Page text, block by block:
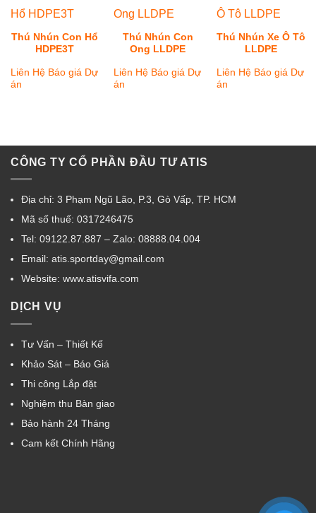
Thú Nhún Con Hổ
HDPE3T
Liên Hệ Báo giá Dự
án
Thú Nhún Con
Ong LLDPE
Liên Hệ Báo giá Dự
án
Thú Nhún Xe Ô Tô
LLDPE
Liên Hệ Báo giá Dự
án
CÔNG TY CỔ PHẦN ĐẦU TƯ ATIS
Địa chỉ: 3 Phạm Ngũ Lão, P.3, Gò Vấp, TP. HCM
Mã số thuế: 0317246475
Tel: 09122.87.887 – Zalo: 08888.04.004
Email: atis.sportday@gmail.com
Website: www.atisvifa.com
DỊCH VỤ
Tư Vấn – Thiết Kế
Khảo Sát – Báo Giá
Thi công Lắp đặt
Nghiệm thu Bàn giao
Bảo hành 24 Tháng
Cam kết Chính Hãng